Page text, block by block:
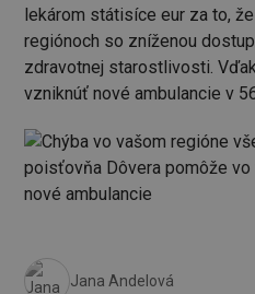
lekárom státisíce eur za to,
regiónoch so zníženou
zdravotnej starostlivosti.
vzniknúť nové ambulancie v
Jana Andelová